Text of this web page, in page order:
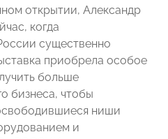
открытии, Александр
когда
существенно
приобрела особое
больше
бизнеса, чтобы
ниши
и